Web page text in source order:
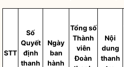
STT
Số
Quyết
định
thanh
Ngày
ban
hành
Tổng số
Thành
viên
Đoàn
Nội
dung
thanh